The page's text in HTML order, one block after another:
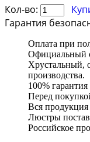
Кол-во:
Гарантия
Оплата при
Официальный
Хрустальный,
производства.
100%
Перед
Вся
Люстры
Российское